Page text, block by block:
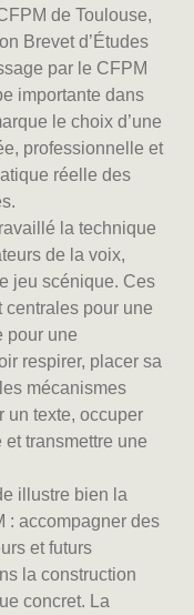
de Toulouse,
Brevet d’Études
par le CFPM
importante dans
le choix d’une
professionnelle et
réelle des
la technique
de la voix,
jeu scénique. Ces
centrales pour une
pour une
respirer, placer sa
mécanismes
un texte, occuper
et transmettre une
illustre bien la
: accompagner des
et futurs
la construction
concret. La